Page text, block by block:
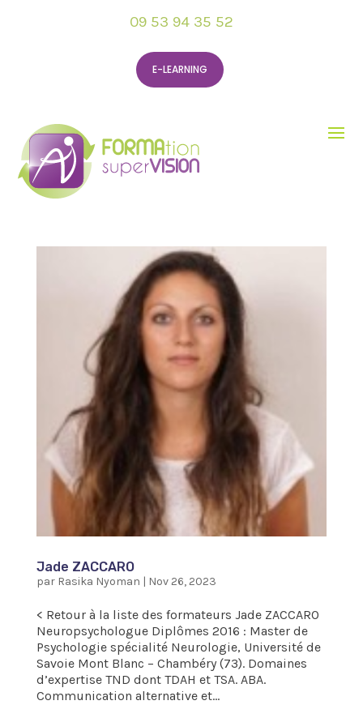
09 53 94 35 52
E-LEARNING
Jade ZACCARO
par Rasika Nyoman | Nov 26, 2023
< Retour à la liste des formateurs Jade ZACCARO
Neuropsychologue Diplômes 2016 : Master de
Psychologie spécialité Neurologie, Université de
Savoie Mont Blanc – Chambéry (73). Domaines
d’expertise TND dont TDAH et TSA. ABA.
Communication alternative et...